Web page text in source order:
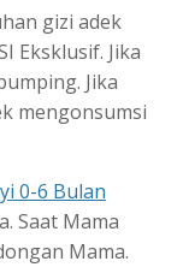
gizi adek
Eksklusif. Jika
Jika
mengonsumsi
0-6 Bulan
Saat Mama
Mama.